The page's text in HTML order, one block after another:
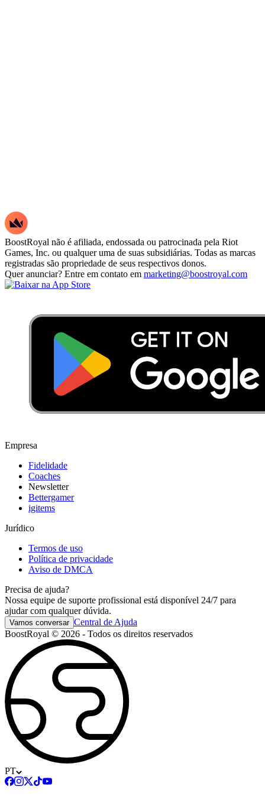
BoostRoyal não é afiliada, endossada ou patrocinada pela Riot
Games, Inc. ou qualquer uma de suas subsidiárias. Todas as marcas
registradas são propriedade de seus respectivos donos.
Quer anunciar? Entre em contato em marketing@boostroyal.com
Empresa
Fidelidade
Coaches
Newsletter
Bettergamer
igitems
Jurídico
Termos de uso
Política de privacidade
Aviso de DMCA
Precisa de ajuda?
Nossa equipe de suporte profissional está disponível 24/7 para
ajudar com qualquer dúvida.
Vamos conversar Central de Ajuda
BoostRoyal © 2026 - Todos os direitos reservados
PT